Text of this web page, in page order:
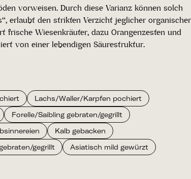
vorweisen. Durch diese Varianz können solch
erlaubt den strikten Verzicht jeglicher organischer
frische Wiesenkräuter, dazu Orangenzesten und
von einer lebendigen Säurestruktur.
Lachs/Waller/Karpfen pochiert
Forelle/Saibling gebraten/gegrillt
Kalb gebacken
gegrillt
Asiatisch mild gewürzt